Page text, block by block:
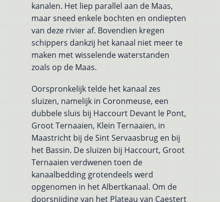
kanalen. Het liep parallel aan de Maas,
maar sneed enkele bochten en ondiepten
van deze rivier af. Bovendien kregen
schippers dankzij het kanaal niet meer te
maken met wisselende waterstanden
zoals op de Maas.
Oorspronkelijk telde het kanaal zes
sluizen, namelijk in Coronmeuse, een
dubbele sluis bij Haccourt Devant le Pont,
Groot Ternaaien, Klein Ternaaien, in
Maastricht bij de Sint Servaasbrug en bij
het Bassin. De sluizen bij Haccourt, Groot
Ternaaien verdwenen toen de
kanaalbedding grotendeels werd
opgenomen in het Albertkanaal. Om de
doorsnijding van het Plateau van Caestert